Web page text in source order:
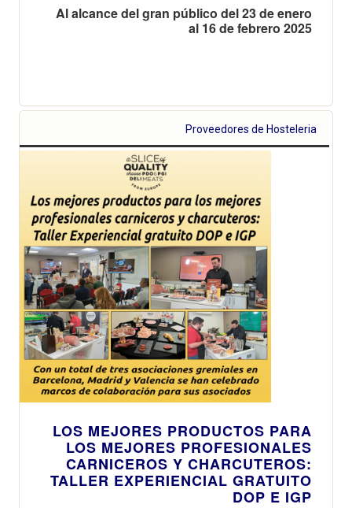
Al alcance del gran público del 23 de enero
al 16 de febrero 2025
Proveedores de Hosteleria
LOS MEJORES PRODUCTOS PARA
LOS MEJORES PROFESIONALES
CARNICEROS Y CHARCUTEROS:
TALLER EXPERIENCIAL GRATUITO
DOP E IGP